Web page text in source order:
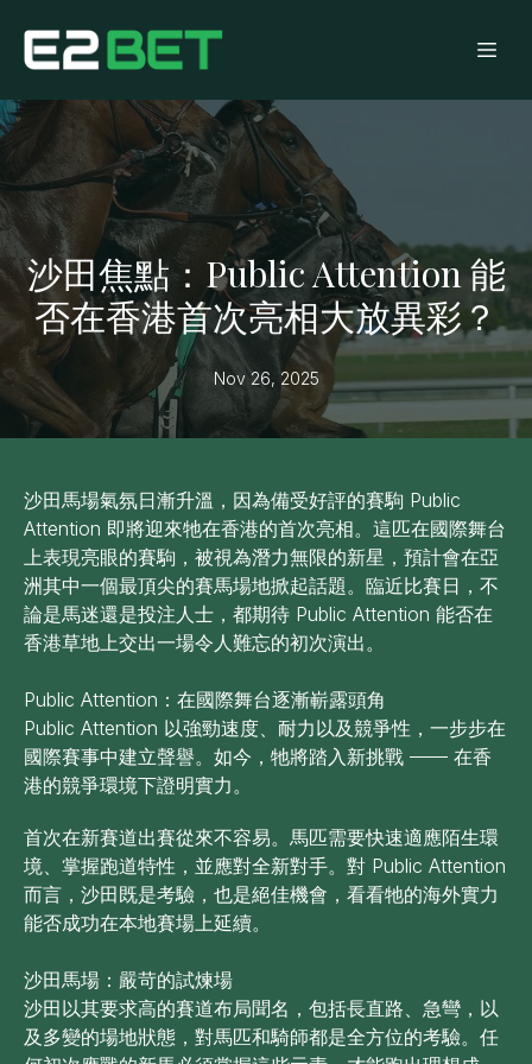
沙田焦點：Public Attention 能
否在香港首次亮相大放異彩？
Nov 26, 2025
沙田馬場氣氛日漸升溫，因為備受好評的賽駒 Public
Attention 即將迎來牠在香港的首次亮相。這匹在國際舞台
上表現亮眼的賽駒，被視為潛力無限的新星，預計會在亞
洲其中一個最頂尖的賽馬場地掀起話題。臨近比賽日，不
論是馬迷還是投注人士，都期待 Public Attention 能否在
香港草地上交出一場令人難忘的初次演出。
Public Attention：在國際舞台逐漸嶄露頭角
Public Attention 以強勁速度、耐力以及競爭性，一步步在
國際賽事中建立聲譽。如今，牠將踏入新挑戰 —— 在香
港的競爭環境下證明實力。
首次在新賽道出賽從來不容易。馬匹需要快速適應陌生環
境、掌握跑道特性，並應對全新對手。對 Public Attention
而言，沙田既是考驗，也是絕佳機會，看看牠的海外實力
能否成功在本地賽場上延續。
沙田馬場：嚴苛的試煉場
沙田以其要求高的賽道布局聞名，包括長直路、急彎，以
及多變的場地狀態，對馬匹和騎師都是全方位的考驗。任